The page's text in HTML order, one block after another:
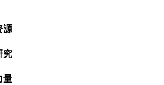
源
究
量